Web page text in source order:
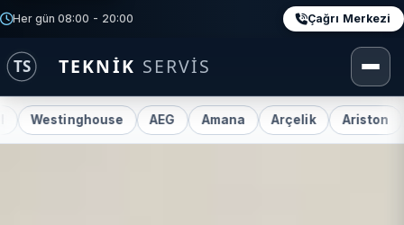
Her gün 08:00 - 20:00 Çağrı Merkezi
AEG Amana Arçelik Ariston Beko